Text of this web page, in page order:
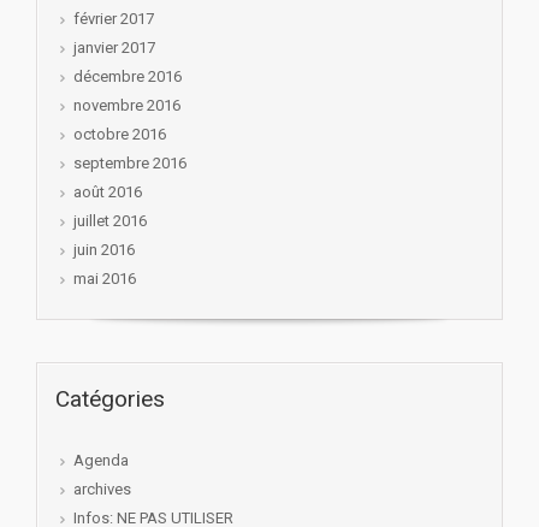
février 2017
janvier 2017
décembre 2016
novembre 2016
octobre 2016
septembre 2016
août 2016
juillet 2016
juin 2016
mai 2016
Catégories
Agenda
archives
Infos: NE PAS UTILISER